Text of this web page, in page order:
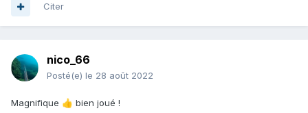
Citer
nico_66
Posté(e) le 28 août 2022
Magnifique 👍 bien joué !